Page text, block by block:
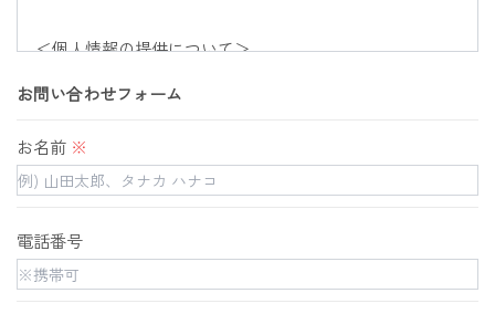
＜個人情報の提供について＞
取得した個人情報を第三者に提供することはいたしませ
ん。
＜個人情報の委託について＞
当社では、利用目的の達成に必要な範囲において、個人
情報を外部に委託する場合があります。
お問い合わせフォーム
お名前 ※
電話番号